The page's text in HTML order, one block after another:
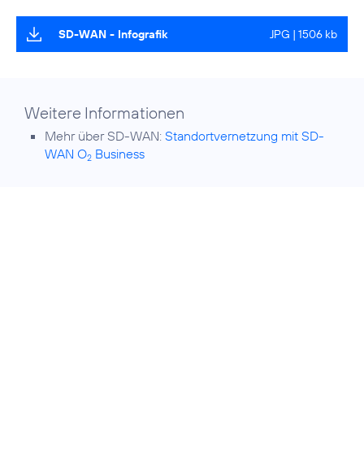
SD-WAN - Infografik JPG | 1506 kb
Weitere Informationen
Mehr über SD-WAN: Standortvernetzung mit SD-
WAN O2 Business